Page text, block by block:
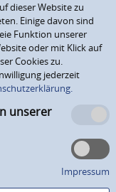
dieser Website zu
Einige davon sind
Funktion unserer
oder mit Klick auf
Cookies zu.
jederzeit
unserer
Impressum